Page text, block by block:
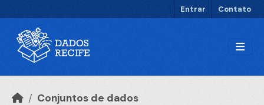
Entrar Contato
Conjuntos de dados